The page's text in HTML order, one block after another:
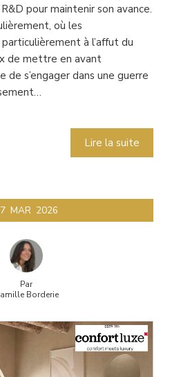
pour maintenir son avance.
où les
à l’affut du
de mettre en avant
de s’engager dans une guerre
Lire la suite
MAR 2026
Par
Borderie